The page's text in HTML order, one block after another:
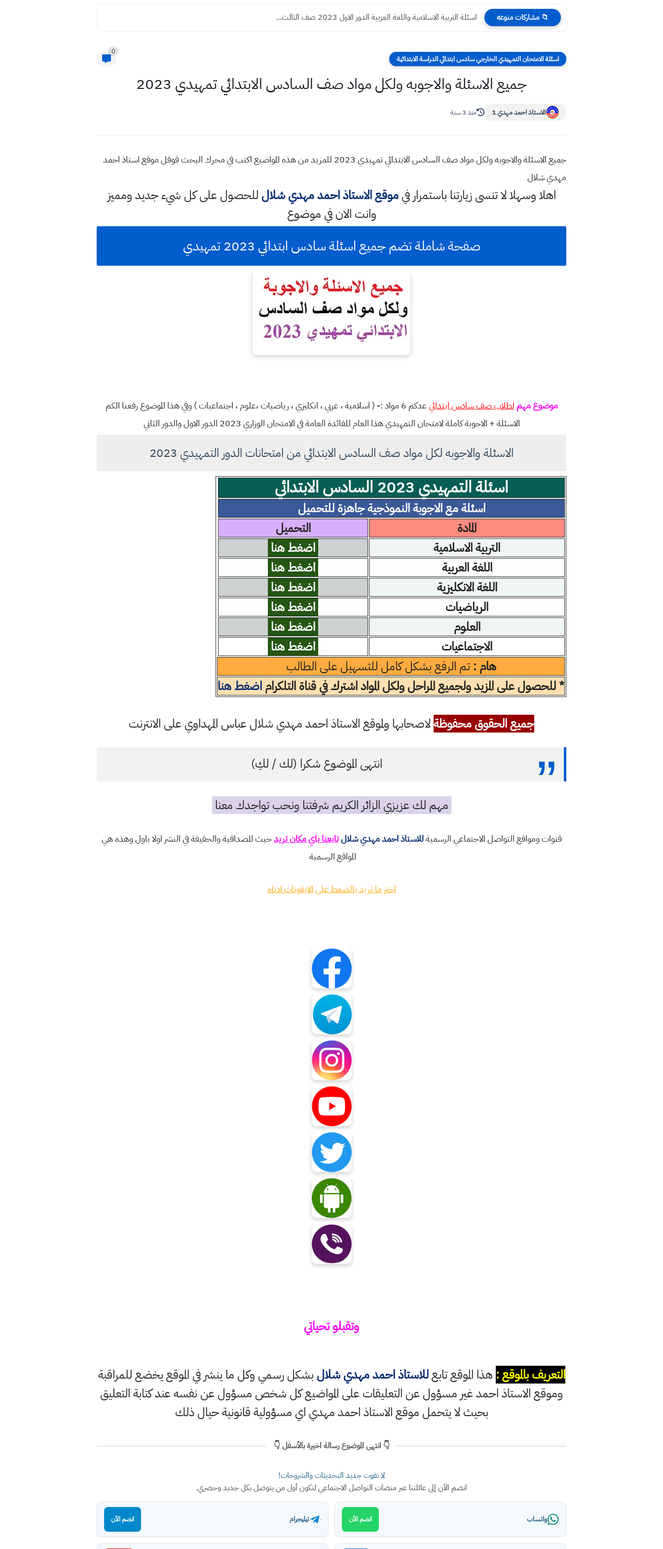
📁 مشاركات منوعه اسئلة التربية الاسلامية واللغة العربية الدور الاول 2023 صف الثالث...
اسئلة الامتحان التمهيدي الخارجي سادس ابتدائي الدراسة الابتدائية
0
جميع الاسئلة والاجوبه ولكل مواد صف السادس الابتدائي تمهيدي 2023
الاستاذ احمد مهدي 1 منذ 3 سنة
جميع الاسئلة والاجوبه ولكل مواد صف السادس الابتدائي تمهيدي 2023 للمزيد من هذه المواضيع اكتب في محرك البحث قوقل موقع استاذ احمد
مهدي شلال
اهلا وسهلالا تنسى زيارتنا باستمرار فيموقع الاستاذ احمد مهدي شلال للحصول على كل شيء جديد ومميز
وانت الان في موضوع
صفحة شاملة تضم جميع اسئلة سادس ابتدائي 2023 تمهيدي
موضوع مهم لطلاب صف سادس ابتدائي
عدكم 6 مواد :- ( اسلامية ، عربي ، انكليزي ، رياضيات ،علوم ، اجتماعيات ) وفي هذا الموضوع رفعنا الكم
الاسئلة + الاجوبة كاملة لامتحان التمهيدي هذا العام للفائدة العامة في الامتحان الوزاري 2023 الدور الاول والدور الثاني
الاسئلة والاجوبه لكل مواد صف السادس الابتدائي من امتحانات الدور التمهيدي 2023
اسئلة التمهيدي 2023 السادس الابتدائي
اسئلة مع الاجوبة النموذجية جاهزة للتحميل
المادة
التحميل
التربية الاسلامية
اضغط هنا
اللغة العربية
اضغط هنا
اللغة الانكليزية
اضغط هنا
الرياضيات
اضغط هنا
العلوم
اضغط هنا
الاجتماعيات
اضغط هنا
هام :تم الرفع بشكل كامل للتسهيل على الطالب
* للحصول على المزيد ولجميع المراحل ولكل المواد اشترك في قناة التلكراماضغط هنا
جميع الحقوق محفوظةلاصحابها ولموقع الاستاذ احمد مهدي شلال عباس المهداوي على الانترنت
انتهى الموضوع شكرا (لك / لكِ)
مهم لك عزيزي الزائر الكريم شرفتنا ونحب تواجدك معنا
قنوات ومواقع التواصل الاجتماعي الرسميةللاستاذ احمد مهدي شلالتابعنا باي مكان تريدحيث المصداقية والحقيقة في النشر اولا باول وهذه هي
المواقع الرسمية
اختر ما تريد بالضغط على الايقونات ادناه
وتقبلو تحياتي
التعريف بالموقع : هذا الموقع تابعللاستاذ احمد مهدي شلال بشكل رسمي وكل ما ينشر في الموقع يخضع للمراقبة
وموقع الاستاذ احمد غير مسؤول عن التعليقات على المواضيع كل شخص مسؤول عن نفسه عند كتابة التعليق
بحيث لا يتحمل موقع الاستاذ احمد مهدي اي مسؤولية قانونية حيال ذلك
👇 انتهى الموضوع رسالة اخيرة بالأسفل 👇
لا تفوت جديد التحديثات والشروحات!
انضم الآن إلى عائلتنا عبر منصات التواصل الاجتماعي لتكون أول من يتوصل بكل جديد وحصري.
واتساب انضم الآن تيليجرام انضم الآن